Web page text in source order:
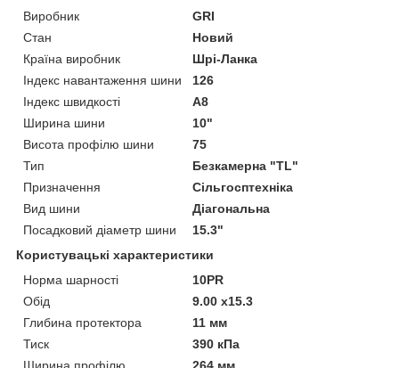
Виробник
GRI
Стан
Новий
Країна виробник
Шрі-Ланка
Індекс навантаження шини
126
Індекс швидкості
A8
Ширина шини
10"
Висота профілю шини
75
Тип
Безкамерна "TL"
Призначення
Сільгосптехніка
Вид шини
Діагональна
Посадковий діаметр шини
15.3"
Користувацькі характеристики
Норма шарності
10PR
Обід
9.00 x15.3
Глибина протектора
11 мм
Тиск
390 кПа
Ширина профілю
264 мм